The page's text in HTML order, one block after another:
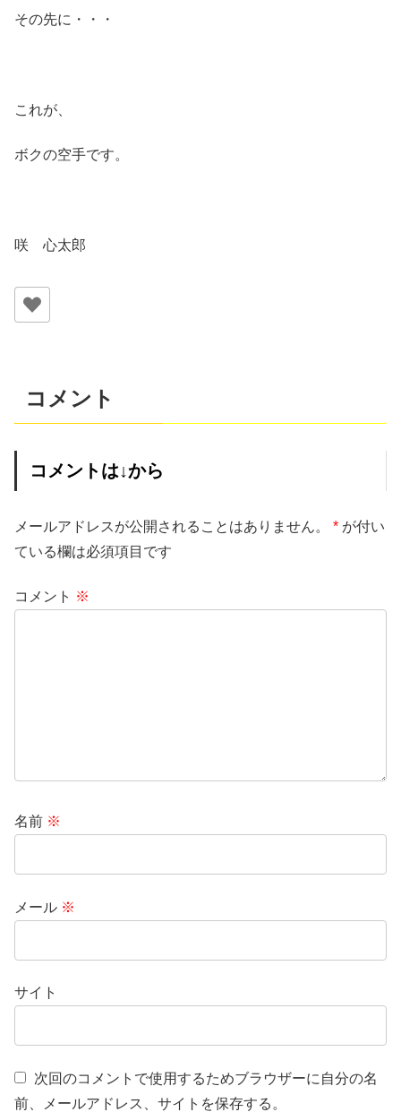
その先に・・・
これが、
ボクの空手です。
咲 心太郎
コメント
コメントは↓から
メールアドレスが公開されることはありません。 * が付い
ている欄は必須項目です
コメント ※
名前 ※
メール ※
サイト
次回のコメントで使用するためブラウザーに自分の名
前、メールアドレス、サイトを保存する。